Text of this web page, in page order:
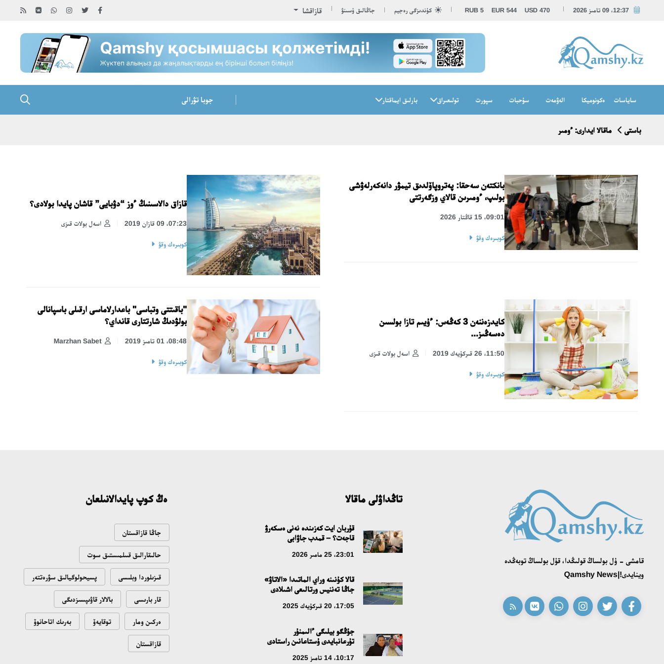
12:37، 09 تامىز 2026 USD 470
EUR 544
RUB 5 كۇندىزگى رەجيم جاڭالىق ۇسىنۋ قازاقشا
ساياسات ەكونوميكا الەۋمەت سۇحبات سپورت تولىعىراق بارلىق ايماقتار جوبا تۋرالى
باستى ماقالا ايدارى: ءومىر
بانكتەن سەحقا: پەتروپاۆلدىق تيمۋر دانەكەرلەۋشى
بولىپ، ءومىرىن قالاي وزگەرتتى
09:01، 15 قاڭتار 2026
كوبىرەك وقۋ
قازاق دالاسىنىڭ ءوز “دۋبايى” قاشان پايدا بولادى؟
اسەل بولات قىزى 07:23، 09 قازان 2019
كوبىرەك وقۋ
كايدزەننەن 3 كەڭەس: ءۇيىم تازا بولسىن
دەسەڭىز...
اسەل بولات قىزى 11:50، 26 قىركۇيەك 2019
كوبىرەك وقۋ
"باقىتتى وتباسى" باعدارلاماسى ارقىلى باسپانالى
بولۋدىڭ شارتتارى قانداي؟
Marzhan Sabet 08:48، 01 تامىز 2019
كوبىرەك وقۋ
قامشى - ۇل بولساڭ قولىڭدا، قۇل بولساڭ توبەڭدە
وينايدى!|Qamshy News
تاڭداۋلى ماقالا
قۇربان ايت كەزىندە نەنى ەسكەرۋ
قاجەت؟ – قمدب جاۋابى
23:01، 25 مامىر 2026
قالا كۇنىنە وراي الماتىدا «الاتاۋ»
جاڭا تەننيس ورتالىعى اشىلادى
17:05، 20 قىركۇيەك 2025
جۇڭگو بيلىگى ءالىمنۇر
تۇرعانبايدى ۇستاعانىن راستادى
10:17، 14 تامىز 2025
ەڭ كوپ پايدالانىلعان
جاڭا قازاقستان
حالىقارالىق قىىلمىستىق سوت
قىزىلوردا وبلىسى پسيحولوگيالىق سۋرەتتەر
قار بارىسى بالالار قاۋىپسىزدىگى
ەركىن ومار توقايەۆ بەرىك اتاحانوۆ
قازاقستان